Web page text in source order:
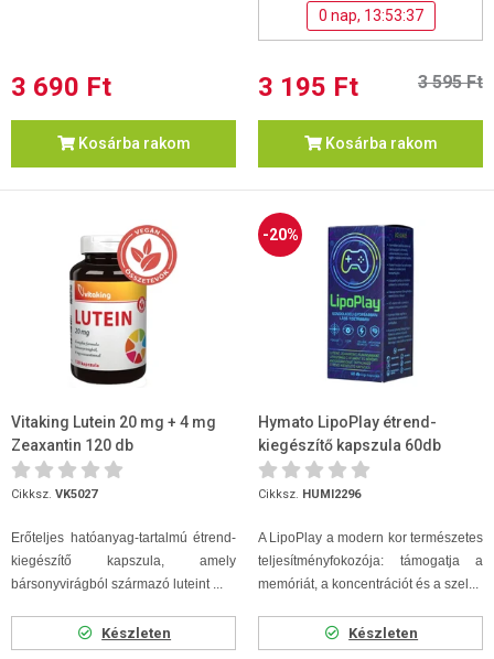
3 690 Ft
Kosárba rakom
0 nap, 13:53:36
3 195 Ft 3 595 Ft
Kosárba rakom
Vitaking Lutein 20 mg + 4 mg
Zeaxantin 120 db
Cikksz. VK5027
Erőteljes hatóanyag-tartalmú étrend-
kiegészítő kapszula, amely
bársonyvirágból származó luteint ...
Készleten
-20%
Hymato LipoPlay étrend-
kiegészítő kapszula 60db
Cikksz. HUMI2296
A LipoPlay a modern kor természetes
teljesítményfokozója: támogatja a
memóriát, a koncentrációt és a szel...
Készleten